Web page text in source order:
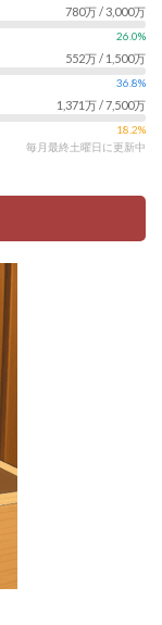
780万 / 3,000万
26.0%
552万 / 1,500万
36.8%
1,371万 / 7,500万
18.2%
毎月最終土曜日に更新中